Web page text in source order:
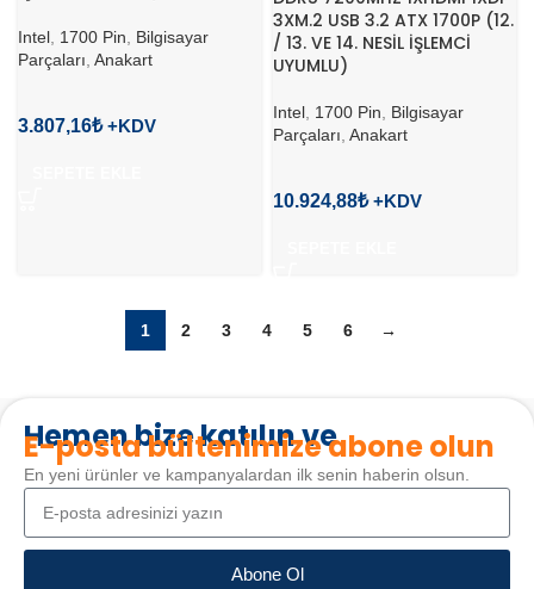
Intel 1700 Pin
Bilgisayar
Parçaları Anakart
3.807,16₺
3XM.2 USB 3.2 ATX 1700P (12.
/ 13. VE 14. NESİL İŞLEMCİ
UYUMLU)
Intel 1700 Pin
Bilgisayar
Parçaları Anakart
10.924,88₺
1 2 3 4 5 6 →
Hemen bize katılın ve
E-posta bültenimize abone olun
En yeni ürünler ve kampanyalardan ilk senin haberin olsun.
Abone Ol